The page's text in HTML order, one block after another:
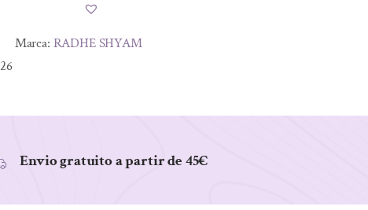
Marca: RADHE SHYAM
Envio gratuito a partir de 45€